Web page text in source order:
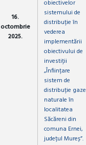
16.
octombrie
2025.
obiectivelor
sistemului de
distribuție în
vederea
implementării
obiectivului de
investiții
„Înființare
sistem de
distribuție gaze
naturale în
localitatea
Săcăreni din
comuna Ernei,
județul Mureș”.